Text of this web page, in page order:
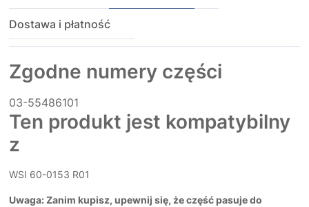
Dostawa i płatność
Zgodne numery części
03-55486101
Ten produkt jest kompatybilny
z
WSI 60-0153 R01
Uwaga: Zanim kupisz, upewnij się, że część pasuje do